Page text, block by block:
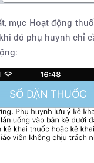
mục Hoạt động
đó phụ huynh chỉ